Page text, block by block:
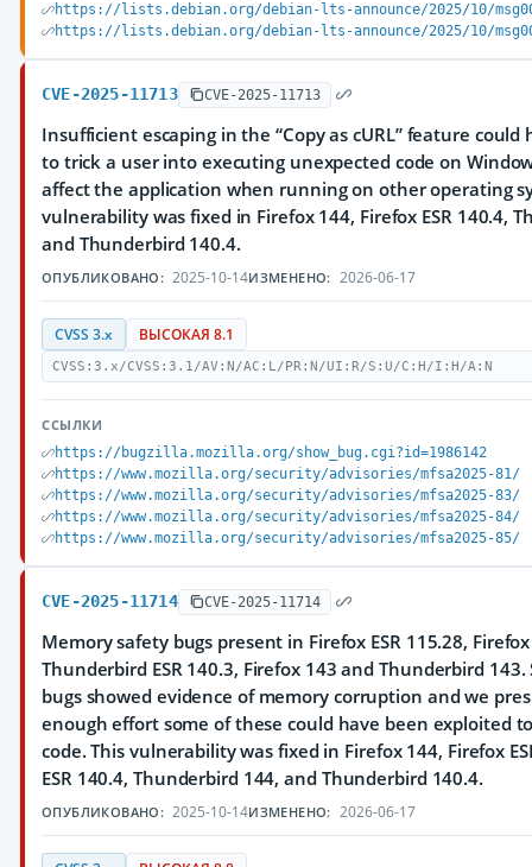
https://lists.debian.org/debian-lts-announce/2025/10/
https://lists.debian.org/debian-lts-announce/2025/10/
CVE-2025-11713 CVE-2025-11713
Insufficient escaping in the “Copy as cURL” feature could
to trick a user into executing unexpected code on
affect the application when running on other operating
vulnerability was fixed in Firefox 144, Firefox ESR 140.4,
and Thunderbird 140.4.
ОПУБЛИКОВАНО: 2025-10-14ИЗМЕНЕНО: 2026-06-17
CVSS 3.x ВЫСОКАЯ 8.1
CVSS:3.x/CVSS:3.1/AV:N/AC:L/PR:N/UI:R/S:U/C:H/I:H/A:N
ССЫЛКИ
https://bugzilla.mozilla.org/show_bug.cgi?id=1986142
https://www.mozilla.org/security/advisories/mfsa2025-81/
https://www.mozilla.org/security/advisories/mfsa2025-83/
https://www.mozilla.org/security/advisories/mfsa2025-84/
https://www.mozilla.org/security/advisories/mfsa2025-85/
CVE-2025-11714 CVE-2025-11714
Memory safety bugs present in Firefox ESR 115.28, Firefox
Thunderbird ESR 140.3, Firefox 143 and Thunderbird 143.
bugs showed evidence of memory corruption and we
enough effort some of these could have been exploited
code. This vulnerability was fixed in Firefox 144, Firefox
ESR 140.4, Thunderbird 144, and Thunderbird 140.4.
ОПУБЛИКОВАНО: 2025-10-14ИЗМЕНЕНО: 2026-06-17